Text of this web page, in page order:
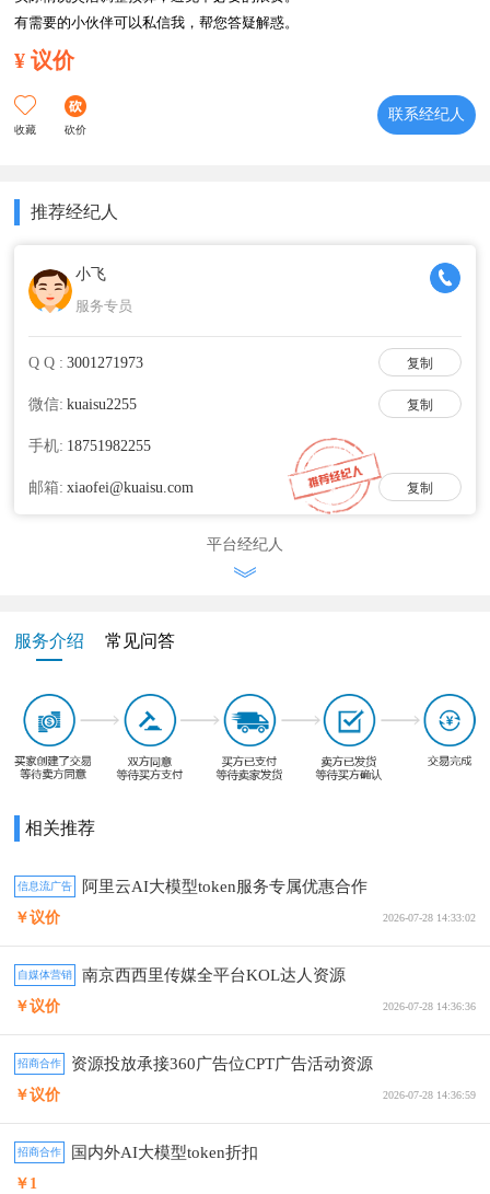
有需要的小伙伴可以私信我，帮您答疑解惑。
¥ 议价
收藏 砍价
联系经纪人
推荐经纪人
小飞
服务专员
Q Q : 复制
微信: 复制
手机:
邮箱: 复制
平台经纪人
服务介绍 常见问答
相关推荐
信息流广告 阿里云AI大模型token服务专属优惠合作
￥议价 2026-07-28 14:33:02
自媒体营销 南京西西里传媒全平台KOL达人资源
￥议价 2026-07-28 14:36:36
招商合作 资源投放承接360广告位CPT广告活动资源
￥议价 2026-07-28 14:36:59
招商合作 国内外AI大模型token折扣
￥1